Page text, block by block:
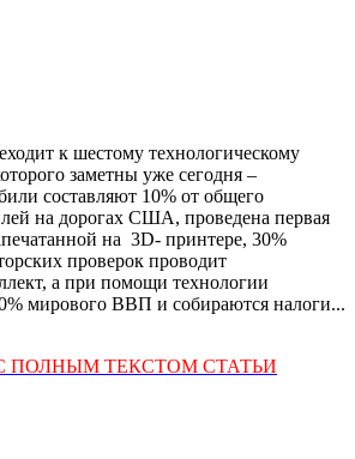
к шестому технологическому
заметны уже сегодня –
составляют 10% от общего
на дорогах США, проведена первая
на 3D- принтере, 30%
проверок проводит
а при помощи технологии
мирового ВВП и собираются налоги...
ПОЛНЫМ ТЕКСТОМ СТАТЬИ